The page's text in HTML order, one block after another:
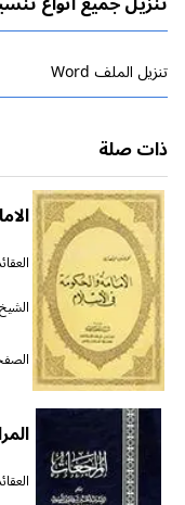
تنزیل الملف Word
ذات صلة